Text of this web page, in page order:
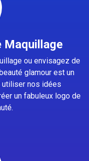
Maquillage
ou envisagez de
glamour est un
utiliser nos idées
un fabuleux logo de